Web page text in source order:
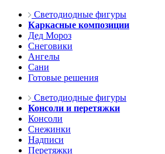
Светодиодные фигуры
Каркасные композиции
Дед Мороз
Снеговики
Ангелы
Сани
Готовые решения
Светодиодные фигуры
Консоли и перетяжки
Консоли
Снежинки
Надписи
Перетяжки